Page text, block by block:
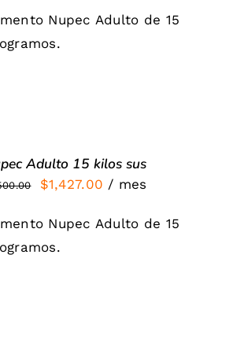
original
era:
actual
Nupec Adulto de 15
Adulto 15 kilos sus
El
original
era:
$1,427.00 El
actual
/ mes
Nupec Adulto de 15